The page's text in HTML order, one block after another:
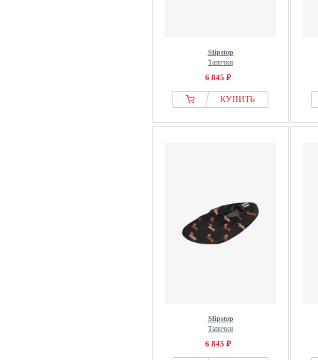
Slipstop
Тапочки
6 845 ₽
КУПИТЬ
Slipstop
Тапочки
6 845 ₽